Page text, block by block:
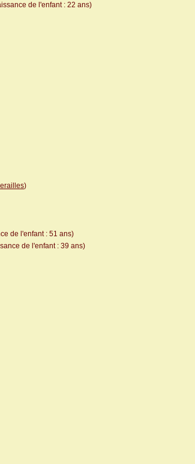
de l'enfant : 22 ans)
)
de l'enfant : 51 ans)
de l'enfant : 39 ans)